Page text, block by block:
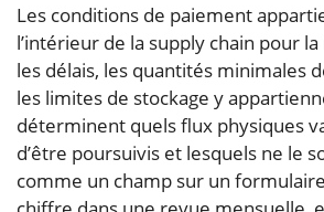
Les conditions de paiement
l’intérieur de la supply chain pour
les délais, les quantités minimales
les limites de stockage y
déterminent quels flux physiques
d’être poursuivis et lesquels ne le
comme un champ sur un